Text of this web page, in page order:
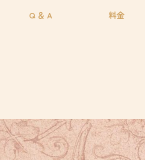
Q ＆ A 料金